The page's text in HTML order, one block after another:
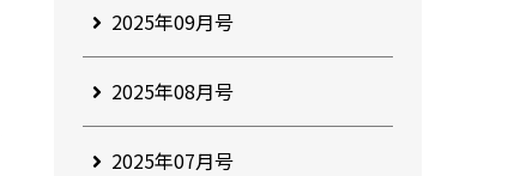
2025年09月号
2025年08月号
2025年07月号